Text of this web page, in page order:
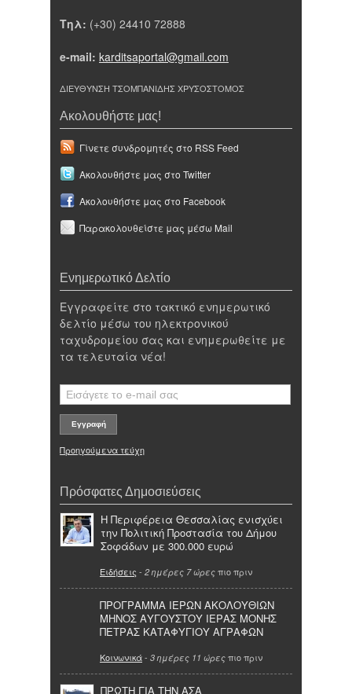
Τηλ: (+30) 24410 72888
e-mail: karditsaportal@gmail.com
ΔΙΕΥΘΥΝΣΗ ΤΣΟΜΠΑΝΙΔΗΣ ΧΡΥΣΟΣΤΟΜΟΣ
Ακολουθήστε μας!
Γίνετε συνδρομητές στο RSS Feed
Ακολουθήστε μας στο Twitter
Ακολουθήστε μας στο Facebook
Παρακολουθείστε μας μέσω Mail
Ενημερωτικό Δελτίο
Εγγραφείτε στο τακτικό ενημερωτικό
δελτίο μέσω του ηλεκτρονικού
ταχυδρομείου σας και ενημερωθείτε με
τα τελευταία νέα!
Προηγούμενα τεύχη
Πρόσφατες Δημοσιεύσεις
Η Περιφέρεια Θεσσαλίας ενισχύει
την Πολιτική Προστασία του Δήμου
Σοφάδων με 300.000 ευρώ
Ειδήσεις - 2 ημέρες 7 ώρες πιο πριν
ΠΡΟΓΡΑΜΜΑ ΙΕΡΩΝ ΑΚΟΛΟΥΘΙΩΝ
ΜΗΝΟΣ ΑΥΓΟΥΣΤΟΥ ΙΕΡΑΣ ΜΟΝΗΣ
ΠΕΤΡΑΣ ΚΑΤΑΦΥΓΙΟΥ ΑΓΡΑΦΩΝ
Κοινωνικά- 3 ημέρες 11 ώρες πιο πριν
ΠΡΩΤΗ ΓΙΑ ΤΗΝ ΑΣΑ